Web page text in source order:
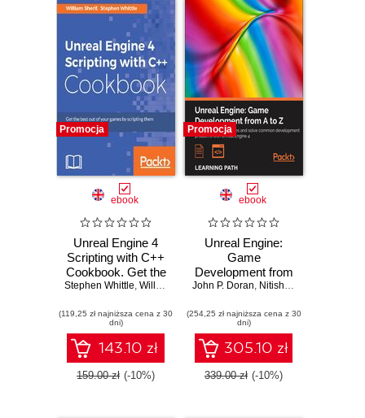
Promocja
ebook
Unreal Engine 4
Scripting with C++
Cookbook. Get the
best out of your
them using UE4
Stephen Whittle, William Sherif
(119,25 zł najniższa cena z 30
dni)
143.10 zł
159.00 zł (-10%)
Promocja
ebook
Unreal Engine:
Game
Development from
A to Z. Your
companion to
game development
in Unreal Engine 4
John P. Doran, Nitish Misra
(254,25 zł najniższa cena z 30
dni)
305.10 zł
339.00 zł (-10%)